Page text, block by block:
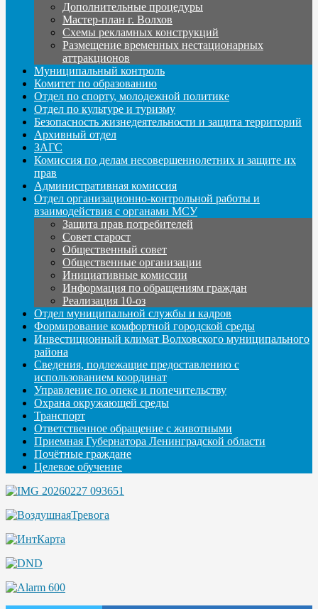
Дополнительные процедуры
Мастер-план г. Волхов
Схемы рекламных конструкций
Размещение временных нестационарных
аттракционов
Муниципальный контроль
Комитет по образованию
Отдел по спорту, молодежной политике
Отдел по культуре и туризму
Безопасность жизнедеятельности и защита территорий
Архивный отдел
ЗАГС
Комиссия по делам несовершеннолетних и защите их
прав
Административная комиссия
Отдел организационно-контрольной работы и
взаимодействия с органами МСУ
Защита прав потребителей
Совет старост
Общественный совет
Общественные организации
Инициативные комиссии
Информация по обращениям граждан
Реализация 10-оз
Отдел муниципальной службы и кадров
Формирование комфортной городской среды
Инвестиционный климат Волховского муниципального
района
Сведения, подлежащие предоставлению с
использованием координат
Управление по опеке и попечительству
Охрана окружающей среды
Транспорт
Ответственное обращение с животными
Приемная Губернатора Ленинградской области
Почётные граждане
Целевое обучение